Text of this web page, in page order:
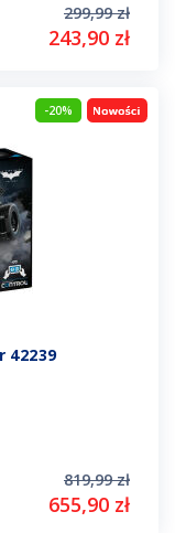
299,99 zł
243,90 zł
-20%
42239
819,99 zł
655,90 zł